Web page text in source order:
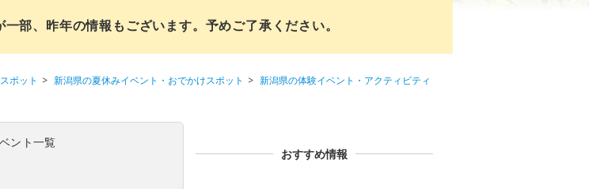
部、昨年の情報もございます。予めご了承ください。
ポット 新潟県の夏休みイベント・おでかけスポット
新潟県の体験イベント・アクティビティ
ント一覧
おすすめ情報